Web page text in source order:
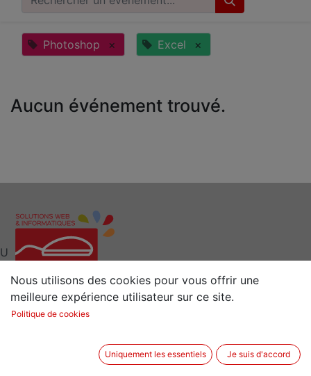
Photoshop × Excel ×
Aucun événement trouvé.
Interlocuteur clé pour vos Solutions Web et
Informatiques
2 rue de la Sénestrais
U
Nous utilisons des cookies pour vous offrir une
meilleure expérience utilisateur sur ce site.
Politique de cookies
Uniquement les essentiels Je suis d'accord